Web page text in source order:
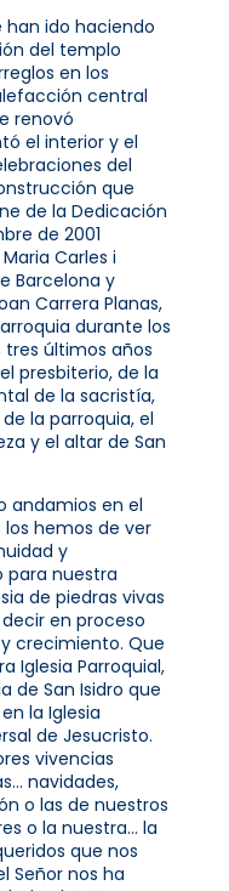
han ido haciendo
del templo
en los
central
renovó
el interior y el
del
que
de la Dedicación
de 2001
Carles i
Barcelona y
Carrera Planas,
durante los
tres últimos años
presbiterio, de la
de la sacristía,
la parroquia, el
y el altar de San
andamios en el
hemos de ver
y
para nuestra
de piedras vivas
en proceso
crecimiento. Que
Iglesia Parroquial,
de San Isidro que
la Iglesia
de Jesucristo.
vivencias
navidades,
o las de nuestros
o la nuestra… la
que nos
Señor nos ha